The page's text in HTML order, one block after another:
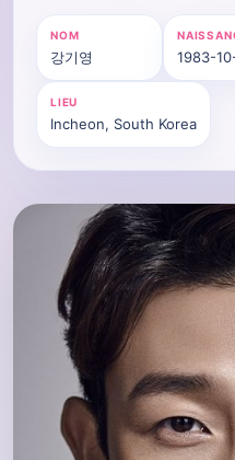
NOM
강기영 1983-
LIEU
Incheon, South Korea